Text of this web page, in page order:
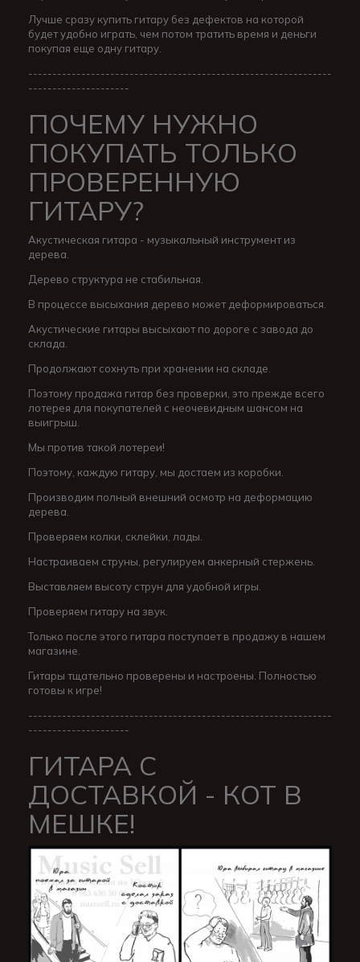
Лучше сразу купить гитару без дефектов на которой
будет удобно играть, чем потом тратить время и деньги
покупая еще одну гитару.
---------------------------------------------------------------
---------------------
ПОЧЕМУ НУЖНО
ПОКУПАТЬ ТОЛЬКО
ПРОВЕРЕННУЮ
ГИТАРУ?
Акустическая гитара - музыкальный инструмент из
дерева.
Дерево структура не стабильная.
В процессе высыхания дерево может деформироваться.
Акустические гитары высыхают по дороге с завода до
склада.
Продолжают сохнуть при хранении на складе.
Поэтому продажа гитар без проверки, это прежде всего
лотерея для покупателей с неочевидным шансом на
выигрыш.
Мы против такой лотереи!
Поэтому, каждую гитару, мы достаем из коробки.
Производим полный внешний осмотр на деформацию
дерева.
Проверяем колки, склейки, лады.
Настраиваем струны, регулируем анкерный стержень.
Выставляем высоту струн для удобной игры.
Проверяем гитару на звук.
Только после этого гитара поступает в продажу в нашем
магазине.
Гитары тщательно проверены и настроены. Полностью
готовы к игре!
---------------------------------------------------------------
---------------------
ГИТАРА С
ДОСТАВКОЙ - КОТ В
МЕШКЕ!